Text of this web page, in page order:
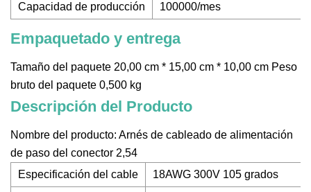
Capacidad de producción 100000/mes
Empaquetado y entrega
Tamaño del paquete 20,00 cm * 15,00 cm * 10,00 cm Peso
bruto del paquete 0,500 kg
Descripción del Producto
Nombre del producto: Arnés de cableado de alimentación
de paso del conector 2,54
Especificación del cable
18AWG 300V 105 grados